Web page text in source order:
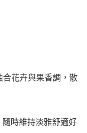
銀行
銀行
業銀行
花卉與果香調，散
時維持淡雅舒適好